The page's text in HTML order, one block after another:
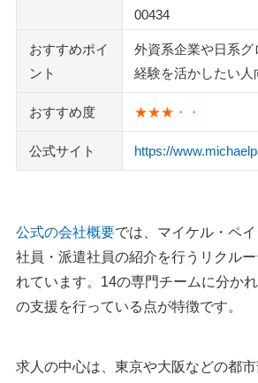
00434
おすすめポイ
ント
外資系企業や日系グ
経験を活かしたい人
おすすめ度 ★★★・・
公式サイト https://
公式の会社概要では、マイケル・ペ
社員・派遣社員の紹介を行うリクル
れています。14の専門チームに分か
の支援を行っている点が特徴です。
求人の中心は、東京や大阪などの都